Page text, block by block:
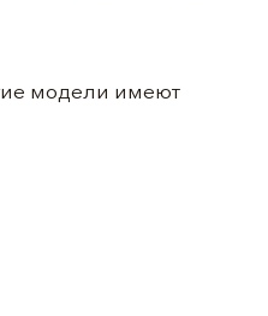
модели имеют